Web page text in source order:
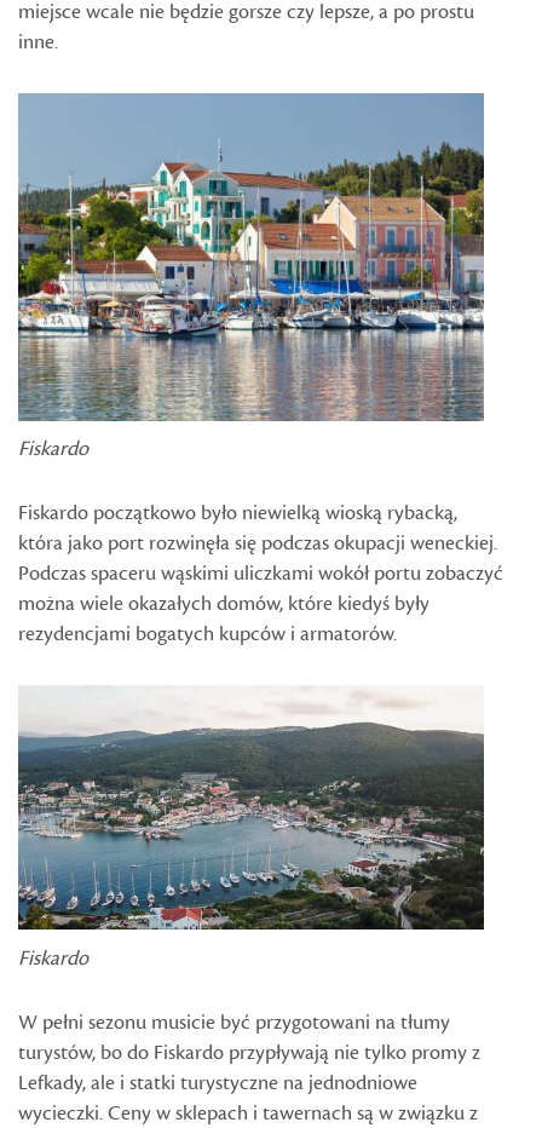
miejsce wcale nie będzie gorsze czy lepsze, a po prostu
inne.
Fiskardo
Fiskardo początkowo było niewielką wioską rybacką,
która jako port rozwinęła się podczas okupacji weneckiej.
Podczas spaceru wąskimi uliczkami wokół portu zobaczyć
można wiele okazałych domów, które kiedyś były
rezydencjami bogatych kupców i armatorów.
Fiskardo
W pełni sezonu musicie być przygotowani na tłumy
turystów, bo do Fiskardo przypływają nie tylko promy z
Lefkady, ale i statki turystyczne na jednodniowe
wycieczki. Ceny w sklepach i tawernach są w związku z